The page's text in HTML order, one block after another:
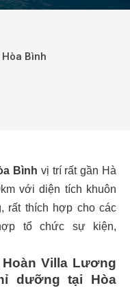
Hòa Bình
Bình vị trí rất gần Hà
với diện tích khuôn
rất thích hợp cho các
tổ chức sự kiện,
Villa Lương
dưỡng tại Hòa